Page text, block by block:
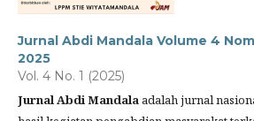
Jurnal Abdi Mandala Volume 4
2025
Vol. 4 No. 1 (2025)
Jurnal Abdi Mandalaadalah jurnal